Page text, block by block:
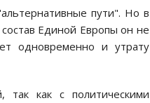
пути". Но в
Единой Европы он не
одновременно и утрату
так как с политическими